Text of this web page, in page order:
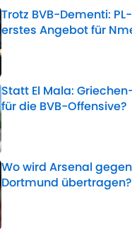
Trotz BVB-Dementi:
erstes Angebot für
Published by on Invalid Date
Statt El Mala:
für die BVB-Offensive?
Published by on Invalid Date
Wo wird Arsenal
Dortmund